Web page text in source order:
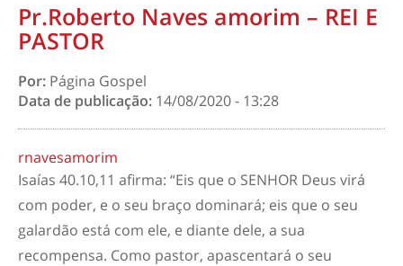
Pr.Roberto Naves amorim – REI E
PASTOR
Por: Página Gospel
Data de publicação: 14/08/2020 - 13:28
rnavesamorim
Isaías 40.10,11 afirma: “Eis que o SENHOR Deus virá
com poder, e o seu braço dominará; eis que o seu
galardão está com ele, e diante dele, a sua
recompensa. Como pastor, apascentará o seu